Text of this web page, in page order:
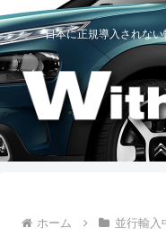
日本に正規導入されな
ホーム 並行輸入